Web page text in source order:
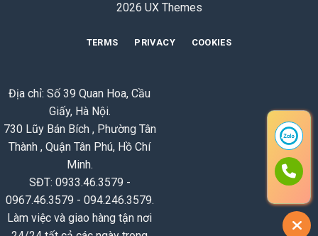
2026 UX Themes
TERMS PRIVACY COOKIES
Địa chỉ: Số 39 Quan Hoa, Cầu
Giấy, Hà Nội.
730 Lũy Bán Bích , Phường Tân
Thành , Quận Tân Phú, Hồ Chí
Minh.
SĐT: 0933.46.3579 -
0967.46.3579 - 094.246.3579.
Làm việc và giao hàng tận nơi